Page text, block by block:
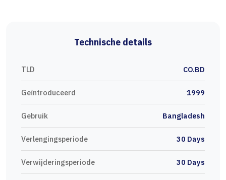
Technische details
TLD CO.BD
Geïntroduceerd 1999
Gebruik Bangladesh
Verlengingsperiode 30 Days
Verwijderingsperiode 30 Days